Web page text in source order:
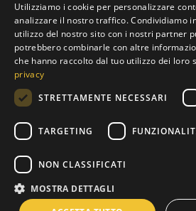
Progetto
con il POR FESR 2014
Regione Veneto
Gruppo Otlav
Utilizziamo i cookie per personalizzare
analizzare il nostro traffico. Condividiamo
utilizzo del nostro sito con i nostri partner
potrebbero combinarle con altre
che hanno raccolto dal tuo utilizzo dei loro
privacy
STRETTAMENTE NECESSARI
TARGETING
NON CLASSIFICATI
MOSTRA DETTAGLI